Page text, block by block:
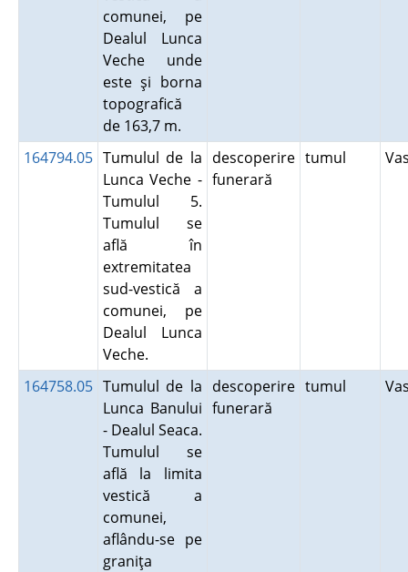
comunei, pe
Dealul Lunca
Veche unde
este şi borna
topografică
de 163,7 m.
164794.05 Tumulul de la
Lunca Veche -
Tumulul 5.
Tumulul se
află în
extremitatea
sud-vestică a
comunei, pe
Dealul Lunca
Veche.
descoperire
funerară
tumul
164758.05 Tumulul de la
Lunca Banului
- Dealul Seaca.
Tumulul se
află la limita
vestică a
comunei,
aflându-se pe
graniţa
descoperire
funerară
tumul